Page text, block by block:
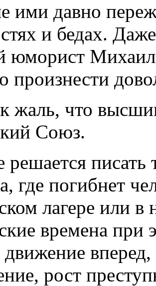
ими давно
и бедах.
юморист
произнести
что
Союз.
решается писать
где погибнет
лагере или
времена
рост